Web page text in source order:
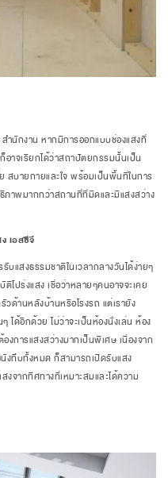
นักงาน หากมีการออกแบบช่องแสงที่
อาจเรียกได้ว่าสถาปัตยกรรมนั้นเป็น
บายกายและใจ พร้อมเป็นพื้นที่ในการ
ภาพมากกว่าสถานที่ที่มืดและมีแสงสว่าง
เอสซีจี
แสงธรรมชาติในเวลากลางวันได้ง่ายๆ
ปร่งแสง เชื่อว่าหลายๆคนอาจจะเคย
วด้านหลังบ้านหรือโรงรถ แต่เรายัง
ได้อีกด้วย ไม่ว่าจะเป็นห้องนั่งเล่น ห้อง
งการแสงสว่างมากเป็นพิเศษ เนื่องจาก
งทึบทั้งหมด ก็สามารถเปิดรับแสง
งจากทิศทางที่เหมาะสมและได้ความ